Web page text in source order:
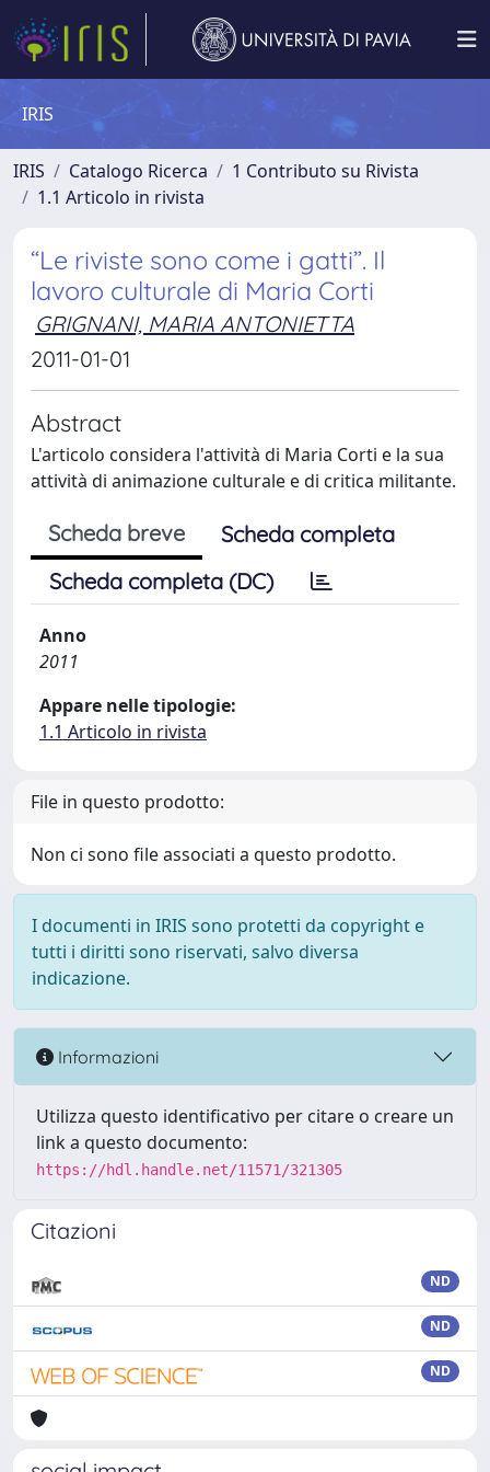
IRIS
IRIS Catalogo Ricerca
1 Contributo su Rivista
1.1 Articolo in rivista
“Le riviste sono come i gatti”. Il
lavoro culturale di Maria Corti
GRIGNANI, MARIA ANTONIETTA
2011-01-01
Abstract
L'articolo considera l'attività di Maria Corti e la sua
attività di animazione culturale e di critica militante.
Scheda breve
Scheda completa
Scheda completa (DC)
Anno
2011
Appare nelle tipologie:
1.1 Articolo in rivista
File in questo prodotto:
Non ci sono file associati a questo prodotto.
I documenti in IRIS sono protetti da copyright e
tutti i diritti sono riservati, salvo diversa
indicazione.
Informazioni
Utilizza questo identificativo per citare o creare un
link a questo documento:
https://hdl.handle.net/11571/321305
Citazioni
ND
ND
ND